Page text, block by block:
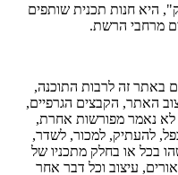
היא חנות תכנית שותפים
באתר זה לרבות התוכנה,
האתר, הקבצים הגרפיים,
לא נאמר מפורשות אחרת,
להעתיק, למכור, לשדר,
בכל או בחלק מתכניו של
עיצוב וכל דבר אחר